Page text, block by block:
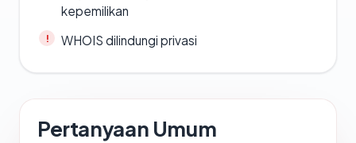
kepemilikan
WHOIS dilindungi privasi
Pertanyaan Umum